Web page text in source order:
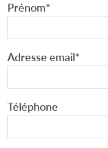
Prénom*
Adresse email*
Téléphone